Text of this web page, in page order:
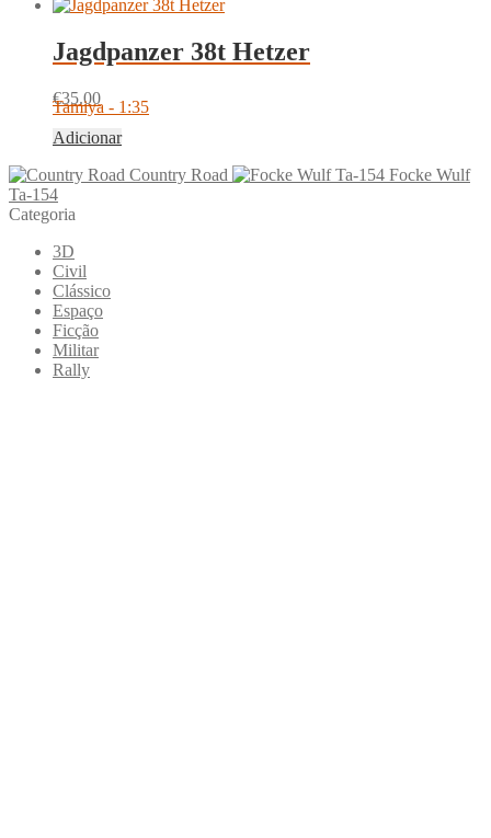
Jagdpanzer 38t Hetzer
€35.00
Tamiya - 1:35
Adicionar
Country Road
Focke Wulf
Ta-154
Categoria
3D
Civil
Clássico
Espaço
Ficção
Militar
Rally